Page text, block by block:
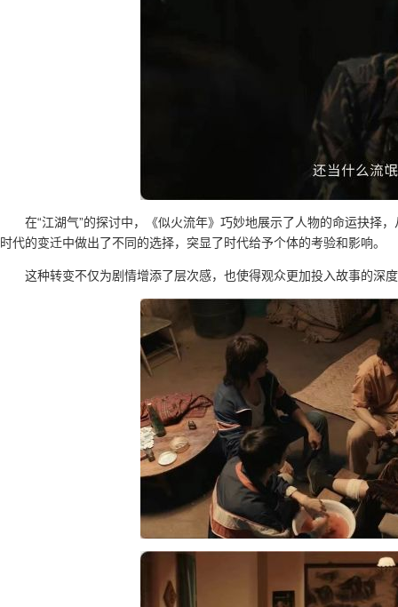
在“江湖气”的探讨中，《似火流年》巧妙地展示了人物的命运抉择
时代的变迁中做出了不同的选择，突显了时代给予个体的考验和影响。
这种转变不仅为剧情增添了层次感，也使得观众更加投入故事的深